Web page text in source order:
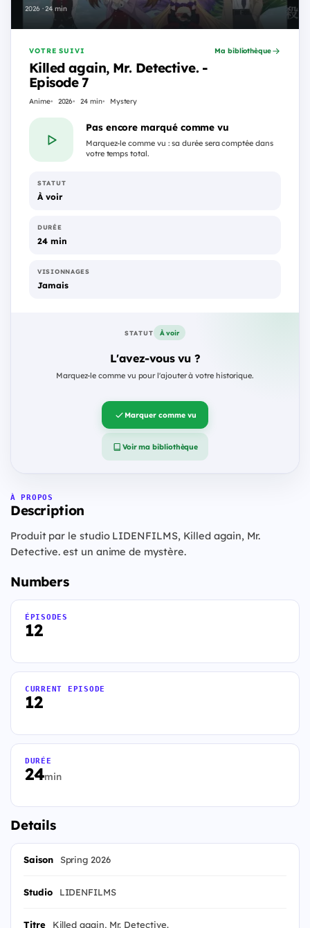
2026 · 24 min
VOTRE SUIVI
Killed again, Mr. Detective. -
Episode 7
Anime 2026 24 min Mystery
Ma bibliothèque
Pas encore marqué comme vu
Marquez-le comme vu : sa durée sera comptée dans
votre temps total.
STATUT
À voir
DURÉE
24 min
VISIONNAGES
Jamais
STATUT À voir
L'avez-vous vu ?
Marquez-le comme vu pour l'ajouter à votre historique.
Marquer comme vu
Voir ma bibliothèque
À PROPOS
Description
Produit par le studio LIDENFILMS, Killed again, Mr.
Detective. est un anime de mystère.
Numbers
12
ÉPISODES
12
CURRENT EPISODE
24min
DURÉE
Details
Saison Spring 2026
Studio LIDENFILMS
Titre Killed again, Mr. Detective.